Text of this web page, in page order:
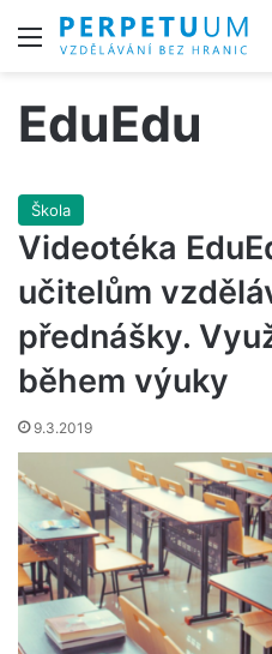
Menu
EduEdu
Škola
Videotéka
učitelům
přednášky.
během výuky
9.3.2019